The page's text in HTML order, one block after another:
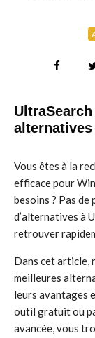
alternatives
Vous êtes à la
efficace pour
besoins ? Pas
d’alternatives à
retrouver
Dans cet article,
meilleures
leurs avantages
outil gratuit ou
avancée, vous